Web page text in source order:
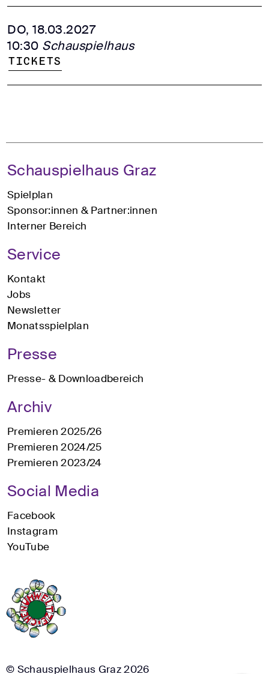
DO, 18.03.2027
10:30 Schauspielhaus
Tickets
Schauspielhaus Graz
Spielplan
Sponsor:innen & Partner:innen
Interner Bereich
Service
Kontakt
Jobs
Newsletter
Monatsspielplan
Presse
Presse- & Downloadbereich
Archiv
Premieren 2025/26
Premieren 2024/25
Premieren 2023/24
Social Media
Facebook
Instagram
YouTube
© Schauspielhaus Graz 2026